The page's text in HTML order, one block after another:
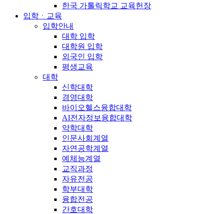
한국 가톨릭학교 교육헌장
입학ㆍ교육
입학안내
대학 입학
대학원 입학
외국인 입학
평생교육
대학
신학대학
경영대학
바이오헬스융합대학
AI전자정보융합대학
약학대학
인문사회계열
자연공학계열
예체능계열
교직과정
자유전공
학부대학
융합전공
간호대학